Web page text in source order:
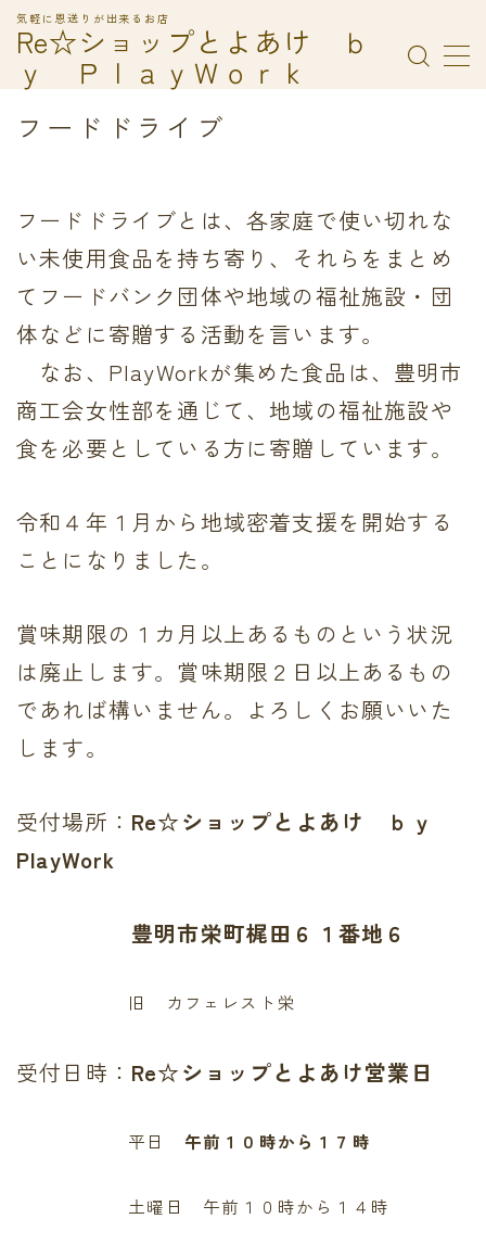
Re☆ショップとよあけ ｂ
ｙ ＰｌａｙＷｏｒｋ
気軽に恩送りが出来るお店
MENU
Ｒｅ☆ショップとよあけでの寄付の受付について
利用規約／特定商取引法に基づく表記
フードドライブ
フードドライブとは、各家庭で使い切れな
い未使用食品を持ち寄り、それらをまとめ
てフードバンク団体や地域の福祉施設・団
体などに寄贈する活動を言います。
なお、PlayWorkが集めた食品は、豊明市
商工会女性部を通じて、地域の福祉施設や
食を必要としている方に寄贈しています。
令和４年１月から地域密着支援を開始する
ことになりました。
賞味期限の１カ月以上あるものという状況
は廃止します。 賞味期限２日以上あるもの
であれば構いません。よろしくお願いいた
します。
受付場所： Re☆ショップとよあけ ｂｙ
PlayWork
豊明市栄町梶田６１番地６
旧 カフェレスト栄
受付日時： Re☆ショップとよあけ営業日
平日 午前１０時から１７時
土曜日 午前１０時から１４時